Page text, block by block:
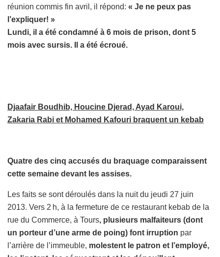
réunion commis fin avril, il répond: « Je ne peux pas
l’expliquer! »
Lundi, il a été condamné à 6 mois de prison, dont 5
mois avec sursis. Il a été écroué.
Djaafair Boudhib, Houcine Djerad, Ayad Karoui,
Zakaria Rabi et Mohamed Kafouri braquent un kebab
Quatre des cinq accusés du braquage comparaissent
cette semaine devant les assises.
Les faits se sont déroulés dans la nuit du jeudi 27 juin
2013. Vers 2 h, à la fermeture de ce restaurant kebab de la
rue du Commerce, à Tours, plusieurs malfaiteurs (dont
un porteur d’une arme de poing) font irruption par
l’arrière de l’immeuble, molestent le patron et l’employé,